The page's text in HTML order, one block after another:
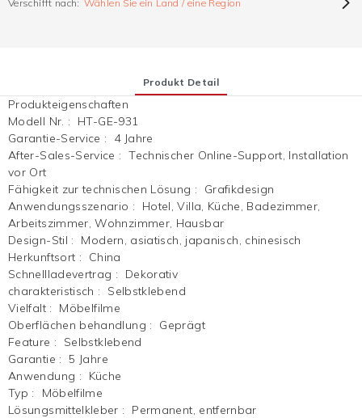
Verschifft nach: Wählen Sie ein Land / eine Region
Produkt Detail
Produkteigenschaften
Modell Nr. :
HT-GE-931
Garantie-Service :
4 Jahre
After-Sales-Service : Technischer Online-Support, Installation
vor Ort
Fähigkeit zur technischen Lösung :
Grafikdesign
Anwendungsszenario :
Hotel, Villa, Küche, Badezimmer,
Arbeitszimmer, Wohnzimmer, Hausbar
Design-Stil :
Modern, asiatisch, japanisch, chinesisch
Herkunftsort :
China
Schnellladevertrag :
Dekorativ
charakteristisch :
Selbstklebend
Vielfalt :
Möbelfilme
Oberflächen behandlung :
Geprägt
Feature :
Selbstklebend
Garantie :
5 Jahre
Anwendung :
Küche
Typ :
Möbelfilme
Lösungsmittelkleber :
Permanent, entfernbar